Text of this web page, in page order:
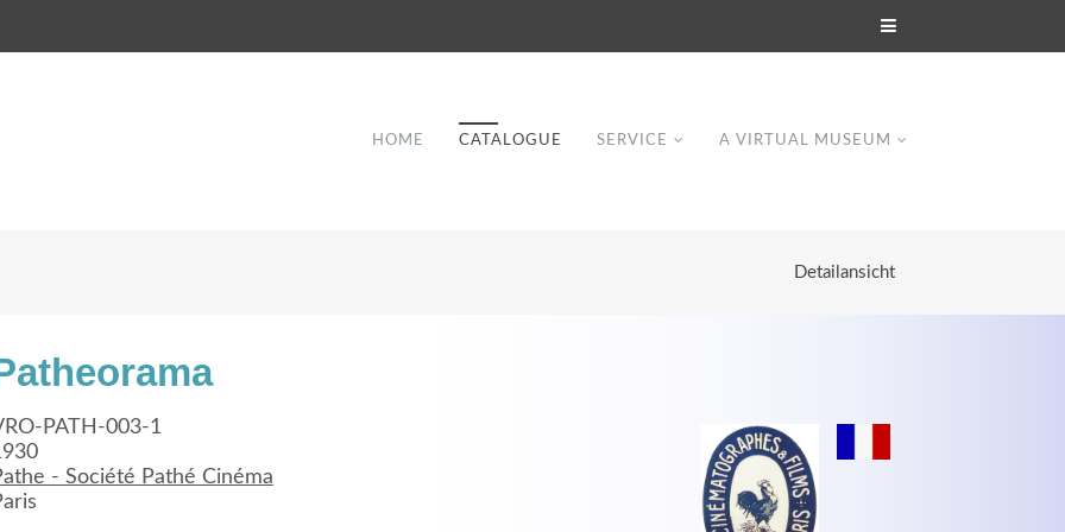
HOME CATALOGUE SERVICE A VIRTUAL MUSEUM
Detailansicht
PATH-003-1
- Société Pathé Cinéma
adipiscing elit. Aenean commodo ligula eget
Lorem ipsum dolor sit amet, consectetuer
adipiscing elit. Aenean commodo ligula eget
dolor.